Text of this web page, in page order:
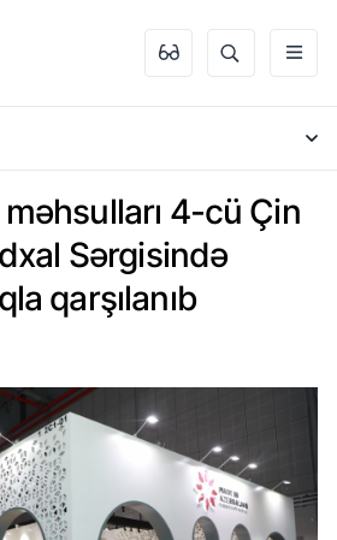
4-cü Çin
Sərgisində
qarşılanıb